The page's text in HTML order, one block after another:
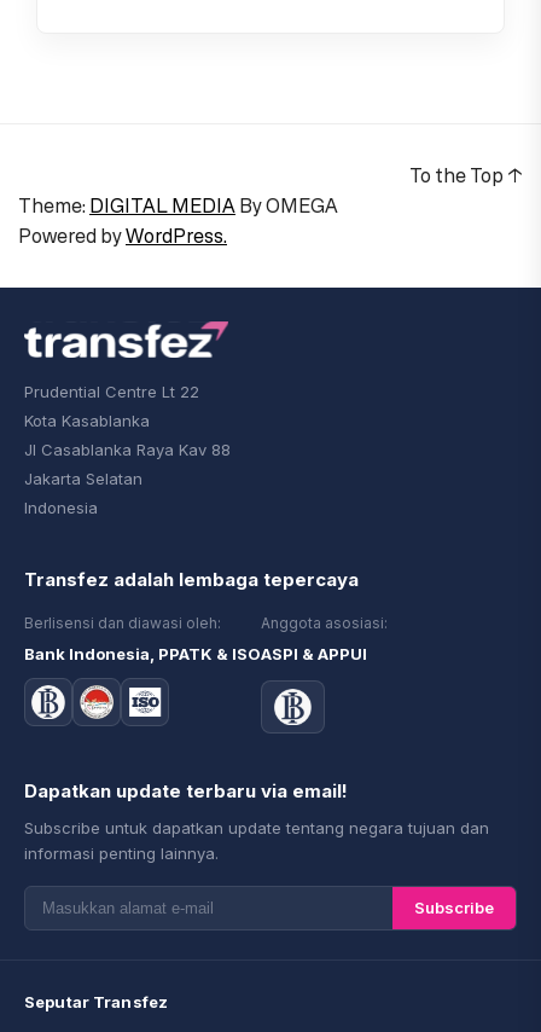
Theme: DIGITAL MEDIAByOMEGA
Powered byWordPress.
To the Top ↑
Prudential Centre Lt 22
Kota Kasablanka
Jl Casablanka Raya Kav 88
Jakarta Selatan
Indonesia
Transfez adalah lembaga tepercaya
Berlisensi dan diawasi oleh:
Bank Indonesia, PPATK & ISO
Anggota asosiasi:
ASPI & APPUI
Dapatkan update terbaru via email!
Subscribe untuk dapatkan update tentang negara tujuan dan
informasi penting lainnya.
Subscribe
Seputar Transfez